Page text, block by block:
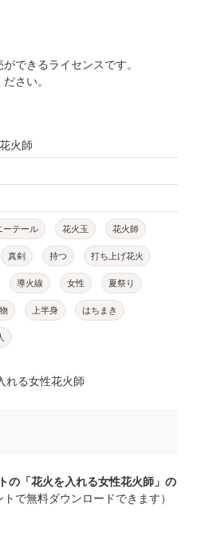
できるライセンスです。
さい。
火師
ーテール 花火玉 花火師
真剣 持つ 打ち上げ花火
導火線 女性 夏祭り
上半身 はちまき
れる女性花火師
の「花火を入れる女性花火師」の
トで無料ダウンロードできます）